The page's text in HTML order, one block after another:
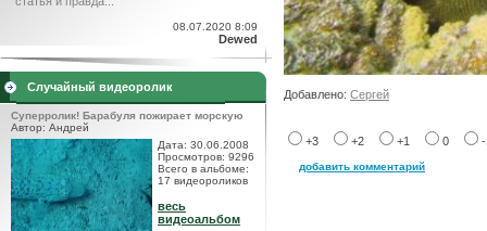
08.07.2020 8:09
Dewed
Случайный видеоролик
Суперролик! Барабуля пожирает морскую
Автор: Андрей
Дата: 30.06.2008
Просмотров: 9296
Всего в альбоме:
17 видеороликов
весь
видеоальбом
Добавлено: Сергей
+3 +2 +1 0
добавить комментарий